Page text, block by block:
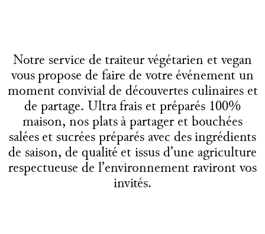
Notre service de traiteur végétarien et vegan
vous propose de faire de votre événement un
moment convivial de découvertes culinaires et
de partage. Ultra frais et préparés 100%
maison, nos plats à partager et bouchées
salées et sucrées préparés avec des ingrédients
de saison, de qualité et issus d’une agriculture
respectueuse de l’environnement raviront vos
invités.